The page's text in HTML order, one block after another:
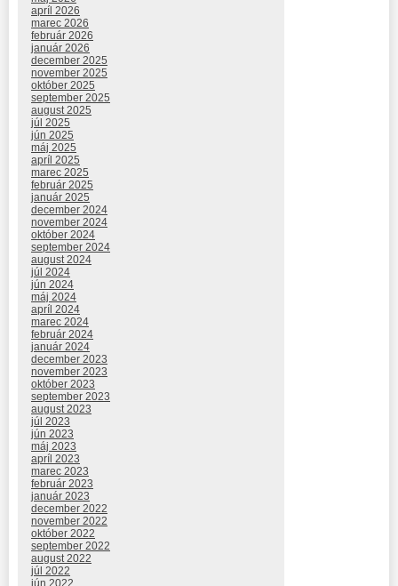
apríl 2026
marec 2026
február 2026
január 2026
december 2025
november 2025
október 2025
september 2025
august 2025
júl 2025
jún 2025
máj 2025
apríl 2025
marec 2025
február 2025
január 2025
december 2024
november 2024
október 2024
september 2024
august 2024
júl 2024
jún 2024
máj 2024
apríl 2024
marec 2024
február 2024
január 2024
december 2023
november 2023
október 2023
september 2023
august 2023
júl 2023
jún 2023
máj 2023
apríl 2023
marec 2023
február 2023
január 2023
december 2022
november 2022
október 2022
september 2022
august 2022
júl 2022
jún 2022